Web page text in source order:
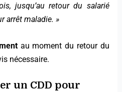
jusqu’au retour du salarié
arrêt maladie. »
au moment du retour du
nécessaire.
un CDD pour